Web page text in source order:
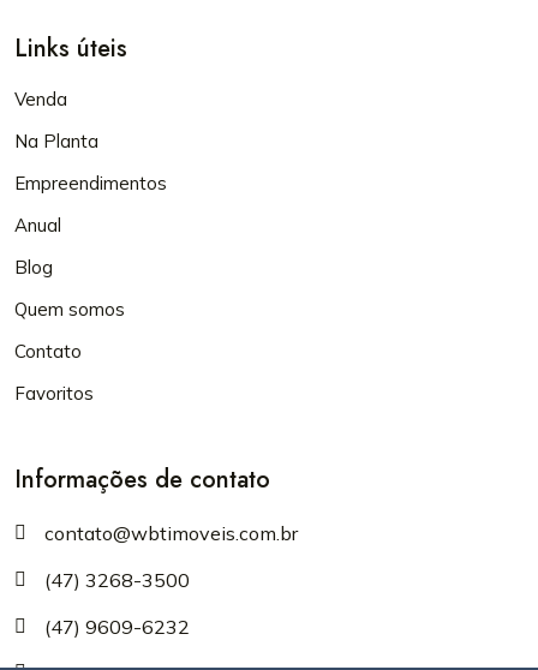
Links úteis
Venda
Na Planta
Empreendimentos
Anual
Blog
Quem somos
Contato
Favoritos
Informações de contato
contato@wbtimoveis.com.br
(47) 3268-3500
(47) 9609-6232